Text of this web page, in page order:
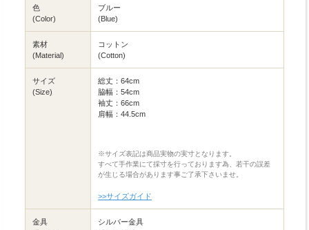
色
(Color)
ブルー
(Blue)
素材
(Material)
コットン
(Cotton)
サイズ
(Size)
総丈：64cm
脇幅：54cm
袖丈：66cm
肩幅：44.5cm
※サイズ表記は商品実物の実寸となります。
すべて手作業にて採寸を行っております為、若干の誤差
が生じる場合があります事ご了承下さいませ。
>>サイズガイド
金具
シルバー金具